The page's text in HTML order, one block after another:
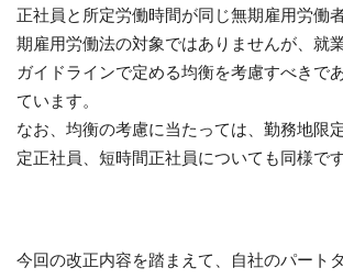
正社員と所定労働時間が同じ無期雇用労働
期雇用労働法の対象ではありませんが、就
ガイドラインで定める均衡を考慮すべきで
ています。
なお、均衡の考慮に当たっては、勤務地限
定正社員、短時間正社員についても同様です
今回の改正内容を踏まえて、自社のパート